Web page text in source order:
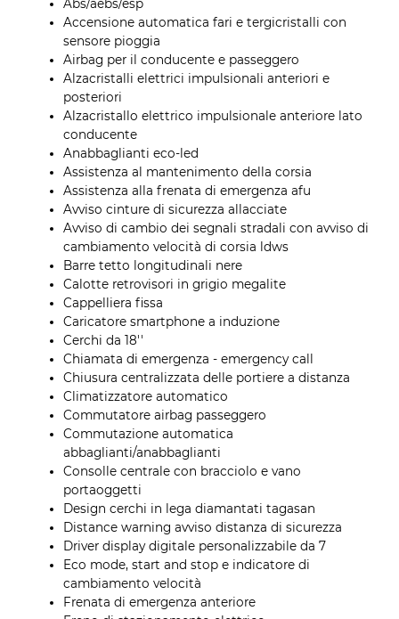
Abs/aebs/esp
Accensione automatica fari e tergicristalli con
sensore pioggia
Airbag per il conducente e passeggero
Alzacristalli elettrici impulsionali anteriori e
posteriori
Alzacristallo elettrico impulsionale anteriore lato
conducente
Anabbaglianti eco-led
Assistenza al mantenimento della corsia
Assistenza alla frenata di emergenza afu
Avviso cinture di sicurezza allacciate
Avviso di cambio dei segnali stradali con avviso di
cambiamento velocità di corsia ldws
Barre tetto longitudinali nere
Calotte retrovisori in grigio megalite
Cappelliera fissa
Caricatore smartphone a induzione
Cerchi da 18''
Chiamata di emergenza - emergency call
Chiusura centralizzata delle portiere a distanza
Climatizzatore automatico
Commutatore airbag passeggero
Commutazione automatica
abbaglianti/anabbaglianti
Consolle centrale con bracciolo e vano
portaoggetti
Design cerchi in lega diamantati tagasan
Distance warning avviso distanza di sicurezza
Driver display digitale personalizzabile da 7
Eco mode, start and stop e indicatore di
cambiamento velocità
Frenata di emergenza anteriore